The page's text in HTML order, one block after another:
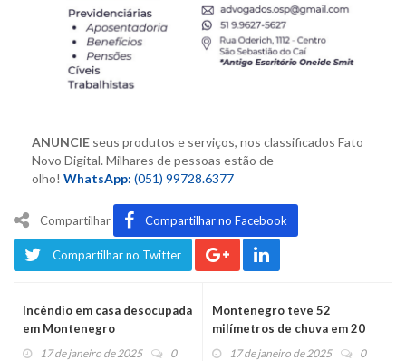
ANUNCIE seus produtos e serviços, nos classificados Fato
Novo Digital. Milhares de pessoas estão de
olho! WhatsApp: (051) 99728.6377
Compartilhar Compartilhar no Facebook
Compartilhar no Twitter
Incêndio em casa desocupada
em Montenegro
17 de janeiro de 2025 0
Montenegro teve 52
milímetros de chuva em 20
minutos17 de janeiro de 2025 0